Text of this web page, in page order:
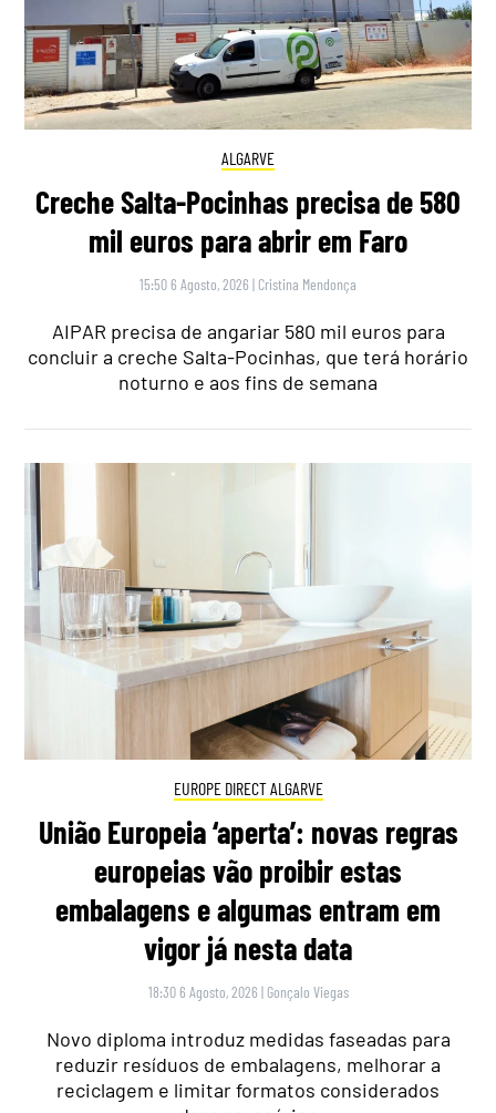
ALGARVE
Creche Salta-Pocinhas precisa de 580
mil euros para abrir em Faro
15:50 6 Agosto, 2026 | Cristina Mendonça
AIPAR precisa de angariar 580 mil euros para
concluir a creche Salta-Pocinhas, que terá horário
noturno e aos fins de semana
EUROPE DIRECT ALGARVE
União Europeia ‘aperta’: novas regras
europeias vão proibir estas
embalagens e algumas entram em
vigor já nesta data
18:30 6 Agosto, 2026 | Gonçalo Viegas
Novo diploma introduz medidas faseadas para
reduzir resíduos de embalagens, melhorar a
reciclagem e limitar formatos considerados